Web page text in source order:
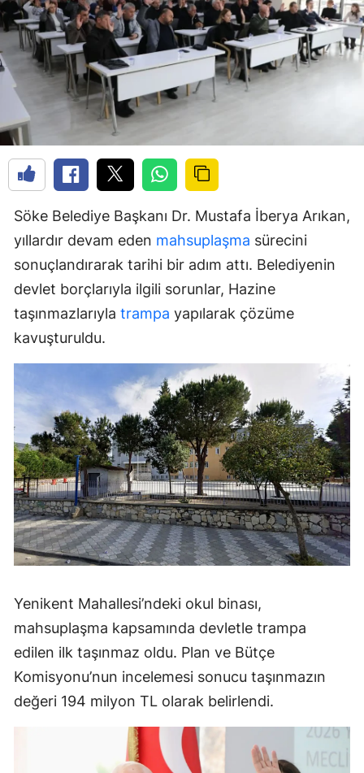
Söke Belediye Başkanı Dr. Mustafa İberya Arıkan,
yıllardır devam eden mahsuplaşma sürecini
sonuçlandırarak tarihi bir adım attı. Belediyenin
devlet borçlarıyla ilgili sorunlar, Hazine
taşınmazlarıyla trampa yapılarak çözüme
kavuşturuldu.
Yenikent Mahallesi’ndeki okul binası,
mahsuplaşma kapsamında devletle trampa
edilen ilk taşınmaz oldu. Plan ve Bütçe
Komisyonu’nun incelemesi sonucu taşınmazın
değeri 194 milyon TL olarak belirlendi.